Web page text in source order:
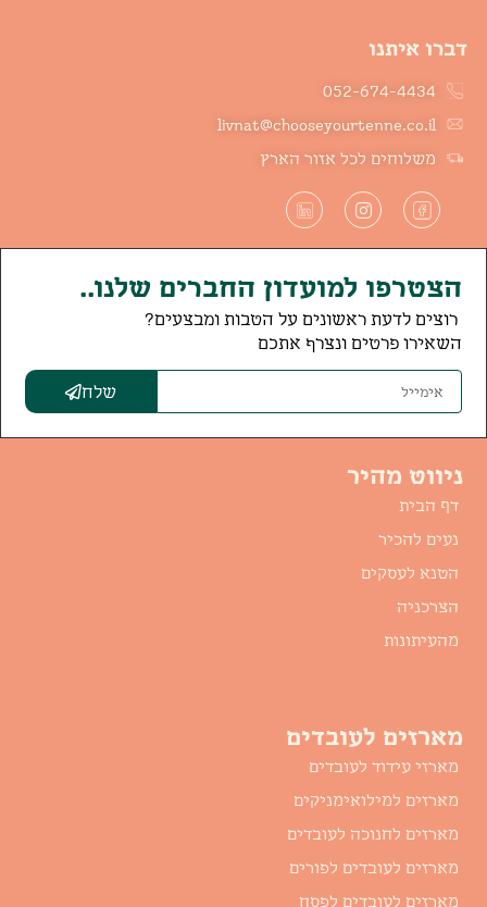
דברו איתנו
052-674-4434
livnat@chooseyourtenne.co.il
משלוחים לכל אזור הארץ
הצטרפו למועדון החברים שלנו..
רוצים לדעת ראשונים על הטבות ומבצעים?
השאירו פרטים ונצרף אתכם
שלח
ניווט מהיר
דף הבית
נעים להכיר
הטנא לעסקים
הצרכניה
מהעיתונות
מארזים לעובדים
מארזי עידוד לעובדים
מארזים למילואימניקים
מארזים לחנוכה לעובדים
מארזים לעובדים לפורים
מארזים לעובדים לפסח